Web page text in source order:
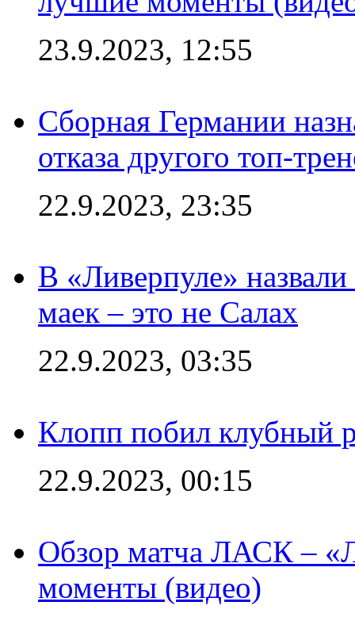
23.9.2023, 12:55
Сборная Германии
отказа другого топ-
22.9.2023, 23:35
В «Ливерпуле»
маек – это не Салах
22.9.2023, 03:35
Клопп побил клубный
22.9.2023, 00:15
Обзор матча ЛАСК –
моменты (видео)